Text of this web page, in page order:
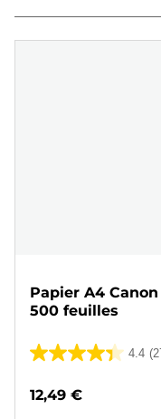
Papier A4
500 feuilles
4.4
4.4
12,49 €